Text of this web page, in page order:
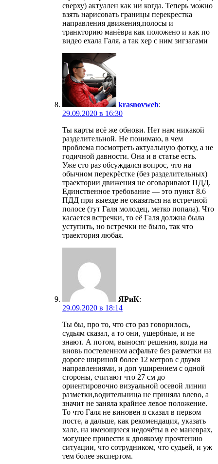
сверху) актуален как ни когда. Теперь можно
взять нарисовать границы перекрестка
направления движения,полосы и
транкторию манёвра как положено и как по
видео ехала Галя, а так хер с ним зигзагами
krasnovweb:
29.09.2020 в 16:30
Ты карты всё же обнови. Нет нам никакой
разделительной. Не понимаю, в чем
проблема посмотреть актуальную фотку, а не
годичной давности. Она и в статье есть.
Уже сто раз обсуждался вопрос, что на
обычном перекрёстке (без разделительных)
траектории движения не оговаривают ПДД.
Единственное требование — это пункт 8.6
ПДД при выезде не оказаться на встречной
полосе (тут Галя молодец, метко попала). Что
касается встречки, то её Галя должна была
уступить, но встречки не было, так что
траектория любая.
ЯРиК:
29.09.2020 в 18:14
Ты бы, про то, что сто раз говорилось,
судьям сказал, а то они, ущербные, и не
знают. А потом, выносят решения, когда на
вновь постеленном асфальте без разметки на
дороге шириной более 12 метров с двумя
направлениями, и доп уширением с одной
стороны, считают что 27 см до
ориентировочно визуальной осевой линии
разметки,водительница не приняла влево, а
значит не заняла крайнее левое положение.
То что Галя не виновен я сказал в первом
посте, а дальше, как рекомендация, указать
хале, на имеющиеся недочёты в ее маневрах,
могущее привести к двоякому прочтению
ситуации, что сотрудником, что судьей, и уж
тем более экспертом.